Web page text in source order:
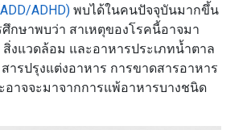
ทานอาหารเสริมอะไรดี?
ADHD)พบได้ในคนปัจจุบันมากขึ้น
ศึกษาพบว่า สาเหตุของโรคนี้อาจมา
งแวดล้อม และอาหารประเภทน้ำตาล
ารปรุงแต่งอาหาร การขาดสารอาหาร
อาจจะมาจากการแพ้อาหารบางชนิด